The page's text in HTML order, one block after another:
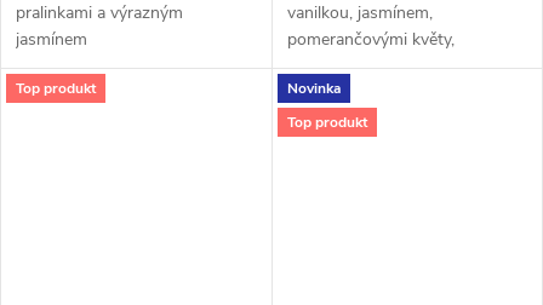
pralinkami a výrazným
jasmínem
vanilkou, jasmínem,
pomerančovými květy,
tuberózou a Ylang-Ylangem
Top produkt
Novinka
Top produkt